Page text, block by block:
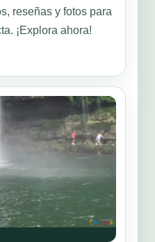
reseñas y fotos para
¡Explora ahora!